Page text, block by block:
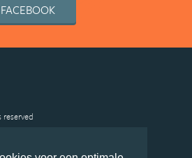
reserved
Disclaimer Cookies